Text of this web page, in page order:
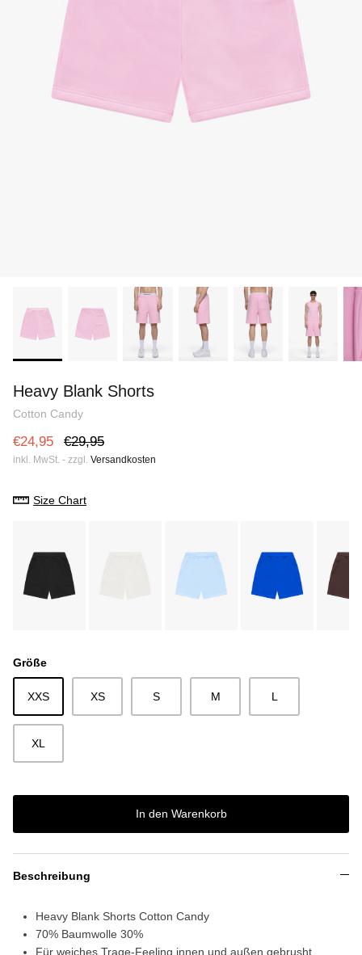
Heavy Blank Hoodie
€28,75
€35,95
Heavy Blank Shorts
Cotton Candy
€24,95 €29,95
inkl. MwSt. - zzgl. Versandkosten
Size Chart
Größe
XXS XS S M L
XL
In den Warenkorb
Beschreibung
Heavy Blank Shorts Cotton Candy
70% Baumwolle 30%
Für weiches Trage-Feeling innen und außen gebrusht